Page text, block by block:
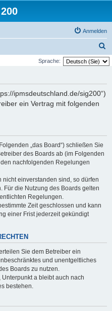
Anmelden
u
Sprache:
ipmsdeutschland.de/sig200“)
ein Vertrag mit folgenden
„das Board“) schließen Sie
des Boards ab (im Folgenden
nachfolgenden Regelungen
einverstanden sind, so dürfen
Für die Nutzung des Boards gelten
Regelungen.
Zeit geschlossen und kann
einer Frist jederzeit gekündigt
Sie dem Betreiber ein
und unentgeltliches
Boards zu nutzen.
a bleibt auch nach
bestehen.